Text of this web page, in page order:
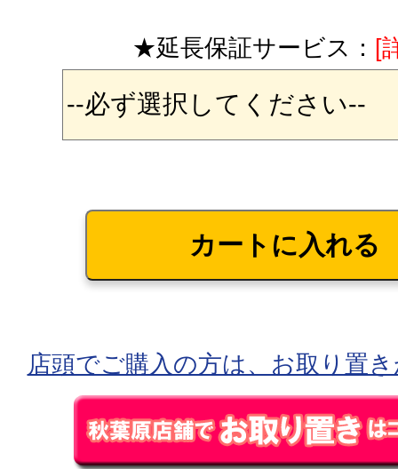
★延長保証サービス： [
店頭でご購入の方は、お取り置